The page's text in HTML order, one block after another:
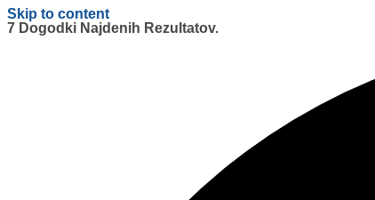
Skip to content
7 Dogodki Najdenih Rezultatov.